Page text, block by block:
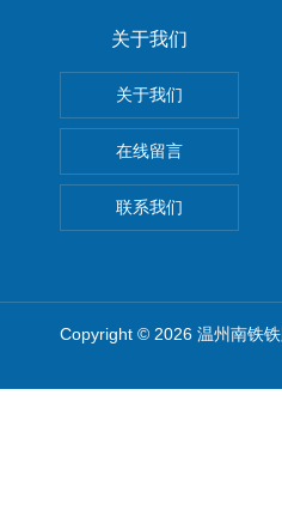
关于我们
关于我们
在线留言
联系我们
Copyright © 2026 温州南铁